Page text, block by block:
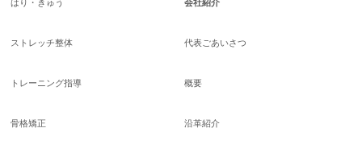
はり・きゅう
ストレッチ整体
トレーニング指導
骨格矯正
会社紹介
代表ごあいさつ
概要
沿革紹介